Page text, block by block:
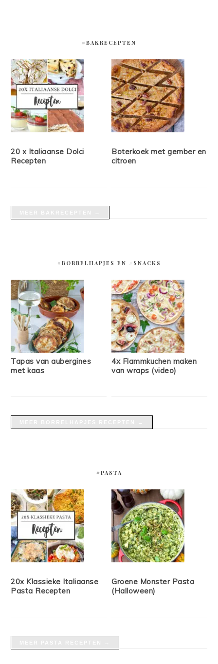
#BAKRECEPTEN
20 x Italiaanse Dolci
Recepten
Boterkoek met gember en
citroen
#BORRELHAPJES EN #SNACKS
Tapas van aubergines
met kaas
4x Flammkuchen maken
van wraps (video)
#PASTA
20x Klassieke Italiaanse
Pasta Recepten
Groene Monster Pasta
(Halloween)